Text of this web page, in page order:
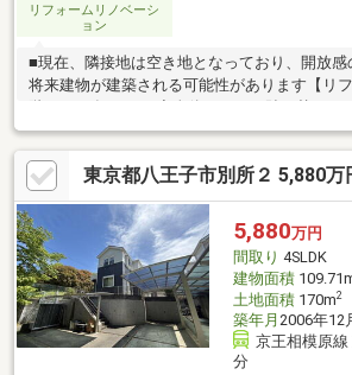
リフォームリノベーシ
ョン
■現在、隣接地は空き地となっており、開放
将来建物が建築される可能性があります【リ
階（2018年10月）◇全体：クロス貼り替え、
◇LDK・各洋室：ドア交換◇トイレ：便座交
（CF）張替え◇洗面所：クロス・床（CF）
ト貼り替え◇間取り変更◆ 2階（2018年10月
り替え◇ホール・廊下・LDK：フローリング
◇キッチン交換◆ 外装・屋外◇2017年5月：
月：屋上・バルコニー 防水シート交換◆設備
月：給湯器交換
東京都八王子市別所２ 5,880万
5,880万円
間取り 4SLDK
建物面積
土地面積170m2
築年月 2006年12
京王相模原
分